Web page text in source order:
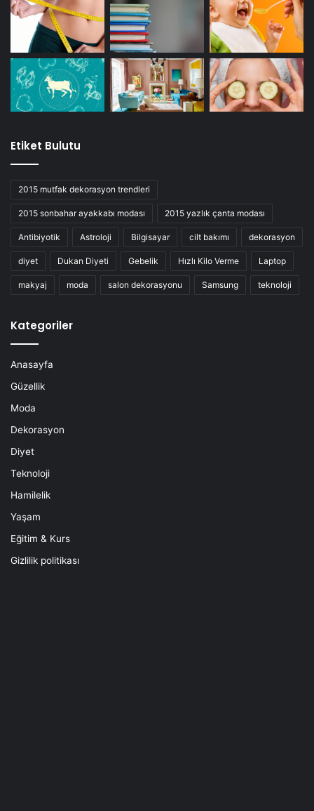
Etiket Bulutu
2015 mutfak dekorasyon trendleri
2015 sonbahar ayakkabı modası 2015 yazlık çanta modası
Antibiyotik Astroloji Bilgisayar cilt bakımı dekorasyon
diyet Dukan Diyeti Gebelik Hızlı Kilo Verme Laptop
makyaj moda salon dekorasyonu Samsung teknoloji
Kategoriler
Anasayfa
Güzellik
Moda
Dekorasyon
Diyet
Teknoloji
Hamilelik
Yaşam
Eğitim & Kurs
Gizlilik politikası